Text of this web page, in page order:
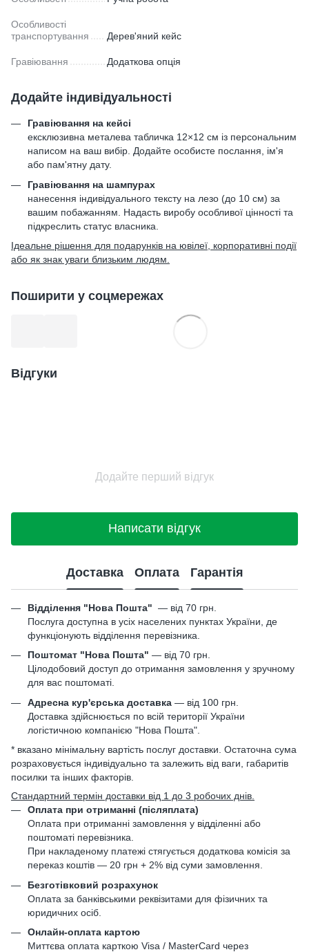
Особливості
транспортування
Дерев'яний кейс
Гравіювання Додаткова опція
Додайте індивідуальності
Гравіювання на кейсі
ексклюзивна металева табличка 12×12 см із персональним
написом на ваш вибір. Додайте особисте послання, ім'я
або пам'ятну дату.
Гравіювання на шампурах
нанесення індивідуального тексту на лезо (до 10 см) за
вашим побажанням. Надасть виробу особливої цінності та
підкреслить статус власника.
Ідеальне рішення для подарунків на ювілеї, корпоративні події
або як знак уваги близьким людям.
Поширити у соцмережах
Відгуки
Додайте перший відгук
Написати відгук
Доставка Оплата Гарантія
Відділення "Нова Пошта" — від 70 грн.
Послуга доступна в усіх населених пунктах України, де
функціонують відділення перевізника.
Поштомат "Нова Пошта" — від 70 грн.
Цілодобовий доступ до отримання замовлення у зручному
для вас поштоматі.
Адресна кур'єрська доставка — від 100 грн.
Доставка здійснюється по всій території України
логістичною компанією "Нова Пошта".
* вказано мінімальну вартість послуг доставки. Остаточна сума
розраховується індивідуально та залежить від ваги, габаритів
посилки та інших факторів.
Стандартний термін доставки від 1 до 3 робочих днів.
Оплата при отриманні (післяплата)
Оплата при отриманні замовлення у відділенні або
поштоматі перевізника.
При накладеному платежі стягується додаткова комісія за
переказ коштів — 20 грн + 2% від суми замовлення.
Безготівковий розрахунок
Оплата за банківськими реквізитами для фізичних та
юридичних осіб.
Онлайн-оплата картою
Миттєва оплата карткою Visa / MasterCard через